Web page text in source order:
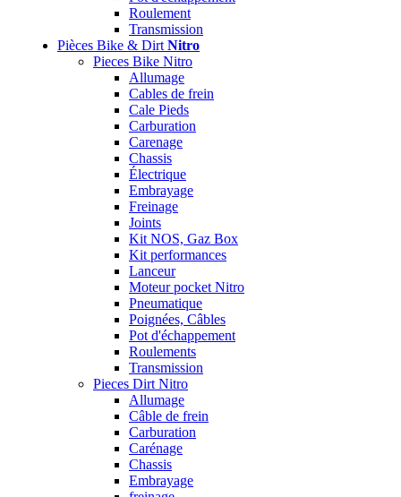
Roulement
Transmission
Pièces Bike & Dirt Nitro
Pieces Bike Nitro
Allumage
Cables de frein
Cale Pieds
Carburation
Carenage
Chassis
Électrique
Embrayage
Freinage
Joints
Kit NOS, Gaz Box
Kit performances
Lanceur
Moteur pocket Nitro
Pneumatique
Poignées, Câbles
Pot d'échappement
Roulements
Transmission
Pieces Dirt Nitro
Allumage
Câble de frein
Carburation
Carénage
Chassis
Embrayage